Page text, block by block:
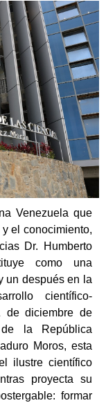
Venezuela que
el conocimiento,
Dr. Humberto
como una
un después en la
científico-
de diciembre de
la República
Moros, esta
ilustre científico
proyecta su
formar